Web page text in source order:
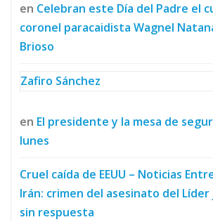
en Celebran este Día del Padre el
coronel paracaidista Wagnel
Brioso
Zafiro Sánchez
en El presidente y la mesa de
lunes
Cruel caída de EEUU – Noticias
Irán: crimen del asesinato del Líder
sin respuesta